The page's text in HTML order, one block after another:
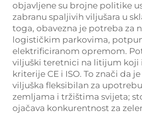
objavljene su brojne politike
zabranu spaljivih viljušara u
toga, obavezna je potreba za
logističkim parkovima,
elektrificiranom opremom.
viljuški teretnici na litijum koji
kriterije CE i ISO. To znači da
viljuška fleksibilan za
zemljama i tržištima svijeta;
ojačava konkurentnost za